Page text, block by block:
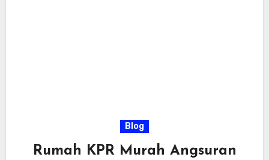
Blog
Rumah KPR Murah Angsuran